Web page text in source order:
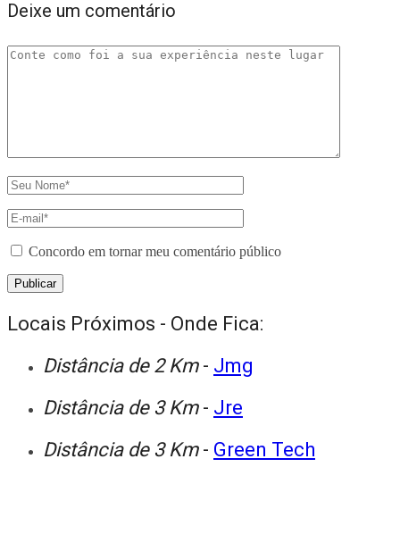
Deixe um comentário
Concordo em tornar meu comentário público
Locais Próximos - Onde Fica:
Distância de 2 Km - Jmg
Distância de 3 Km - Jre
Distância de 3 Km - Green Tech